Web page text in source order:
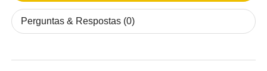
Perguntas & Respostas (0)